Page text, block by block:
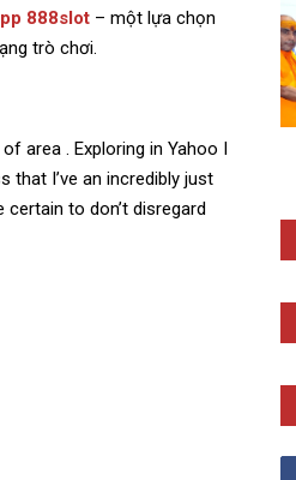
888slot – một lựa chọn
trò chơi.
area . Exploring in Yahoo I
that I’ve an incredibly just
to don’t disregard